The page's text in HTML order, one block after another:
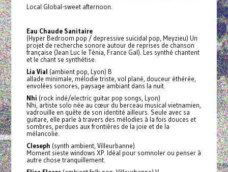
Local Global-sweet afternoon.
Eau Chaude Sanitaire
(Hyper Bedroom pop / depressive suicidal pop, Meyzieu) Un
projet de recherche sonore autour de reprises de chanson
française (Jean Luc le Ténia, France Gal). Les synthé chantent
et le chant se synthétise.
Lia Vial (ambient pop, Lyon) B
allade minimale, mélodie triste, vol plané, douceur éthérée,
envolées sonores, paysage ambiant dans la nuit.
Nhi (rock indé/electric guitar pop songs, Lyon)
Nhi, artiste solo née au cœur du berceau musical vietnamien,
vadrouille en quête de son identité ailleurs. Seule avec sa
guitare, elle parle à travers des mélodies à la fois douces et
sombres, perdues aux frontières de la joie et de la
mélancolie.
Cleseph (synth ambient, Villeurbanne)
Moment sieste windows XP. Idéal pour somnoler ou penser à
autre chose tranquillement.